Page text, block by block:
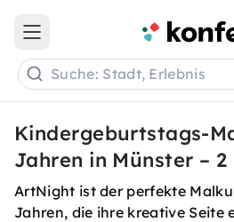
Open main menu
Suche: Stadt, Erlebnis
Kindergeburtstags-
Jahren in Münster – 2
ArtNight ist der perfekte
Jahren, die ihre kreative Seite